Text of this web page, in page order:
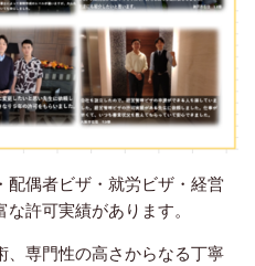
配偶者ビザ・就労ビザ・経営
許可実績があります。
、専門性の高さからなる丁寧